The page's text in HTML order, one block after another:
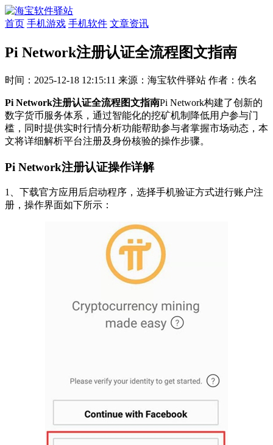
首页 手机游戏 手机软件 文章资讯
Pi Network注册认证全流程图文指南
时间：2025-12-18 12:15:11 来源：海宝软件驿站 作者：佚名
Pi Network注册认证全流程图文指南Pi Network构建了创新的
数字货币服务体系，通过智能化的挖矿机制降低用户参与门
槛，同时提供实时行情分析功能帮助参与者掌握市场动态，本
文将详细解析平台注册及身份核验的操作步骤。
Pi Network注册认证操作详解
1、下载官方应用后启动程序，选择手机验证方式进行账户注
册，操作界面如下所示：